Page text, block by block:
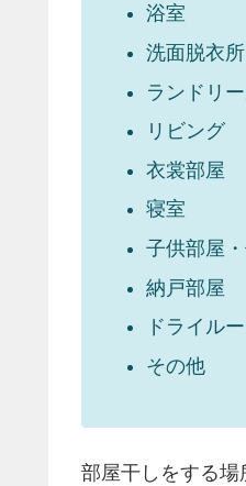
浴室
洗面脱衣所
ランドリ
リビング
衣裳部屋
寝室
子供部屋
納戸部屋
ドライル
その他
部屋干しをする場